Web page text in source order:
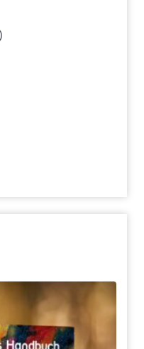
Produkte